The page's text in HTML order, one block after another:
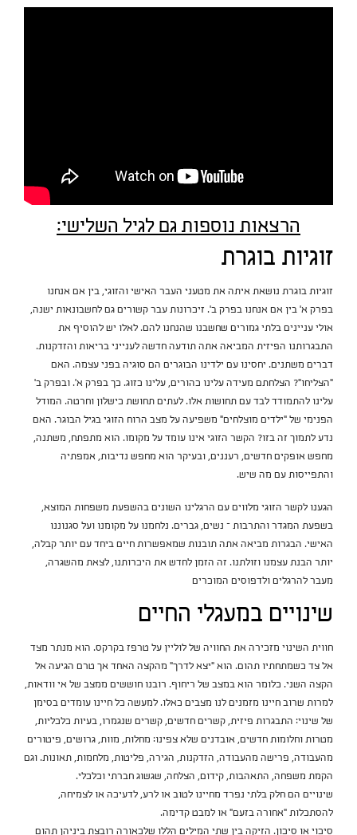
הרצאות נוספות גם לגיל השלישי:
זוגיות בוגרת
זוגיות בוגרת נושאת איתה את מטעני העבר האישי והזוגי, בין אם אנחנו
בפרק א' בין אם אנחנו בפרק ב'. זיכרונות עבר קשורים גם לחשבונאות ישנה,
אולי עניינים בלתי גמורים שחשבנו שהנחנו להם. לאלו יש להוסיף את
התבגרותנו הפיזית המביאה אתה תודעה חדשה לענייני בריאות והזדקנות.
דברים משתנים. יחסינו עם ילדינו הבוגרים הם סוגיה בפני עצמה. האם
"הצליחו"? הצלחתם מעידה עלינו כהורים, עלינו כזוג. כך בפרק א'. ובפרק ב'
עלינו להתמודד לבד עם תחושות אלו. לעתים תחושת כישלון וחרטה. המודל
הפנימי של "ילדים מוצלחים" משפיעה על מצב הרוח הזוגי בגיל הבוגר. האם
נדע לתמוך זה בזו? הקשר הזוגי אינו עומד על מקומו. הוא מתפתח, משתנה,
מחפש אופקים חדשים, רעננים, ובעיקר הוא מחפש נדיבות, אמפתיה
והתפייסות עם מה שיש.
הגענו לקשר הזוגי מלווים עם הרגלינו השונים בהשפעת משפחות המוצא,
בשפעת המגדר והתרבות – נשים, גברים. נלחמנו על מקומנו ועל סגנוננו
האישי. הבגרות מביאה אתה תובנות שמאפשרות חיים ביחד עם יותר קבלה,
יותר הבנת עצמנו וזולתנו. זה הזמן לחדש את היכרותנו, לצאת מהשגרה,
מעבר להרגלים ולדפוסים המוכרים
שינויים במעגלי החיים
חווית השינוי מזכירה את החוויה של לוליין על טרפז בקרקס. הוא מנתר מצד
אל צד כשמתחתיו תהום. הוא "יצא לדרך" מהקצה האחד אך טרם הגיעה אל
הקצה השני. כלומר הוא במצב של ריחוף. רובנו חוששים ממצב של אי וודאות,
למרות שרוב חיינו מזמנים לנו מצבים כאלו. למעשה כל חיינו עומדים בסימן
של שינוי: התבגרות פיזית, קשרים חדשים, קשרים שנגמרו, בעיות כלכליות,
מטרות וחלומות חדשים, אובדנים שלא צפינו: מחלות, מוות, גרושים, פיטורים
מהעבודה, פרישה מהעבודה, הזדקנות, הגירה, פליטות, מלחמות, תאונות. וגם
הקמת משפחה, התאהבות, קידום, הצלחה, שגשוג חברתי וכלכלי.
שינויים הם חלק בלתי נפרד מחיינו לטוב או לרע, לדעיכה או לצמיחה,
להסתכלות "אחורה בזעם" או למבט קדימה.
סיכוי או סיכון. הזיקה בין שתי המילים הללו שלכאורה רובצת ביניהן תהום